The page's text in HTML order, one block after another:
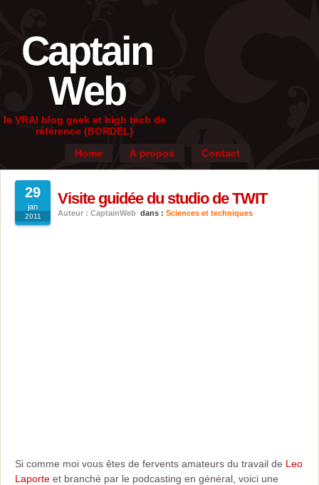
Captain
Web
le VRAI blog geek et high tech de
référence (BORDEL)
Home
À propos Contact
29
jan
2011
Visite guidée du studio de TWIT
Auteur : CaptainWeb dans : Sciences et techniques
Si comme moi vous êtes de fervents amateurs du travail de Leo
Laporte et branché par le podcasting en général, voici une